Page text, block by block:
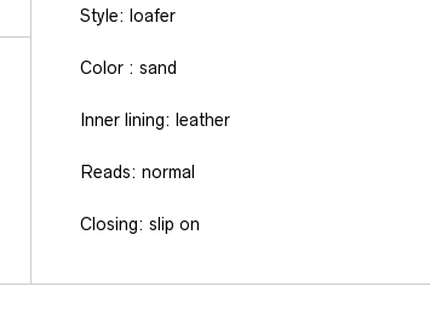
Style: loafer
Color : sand
Inner lining: leather
Reads: normal
Closing: slip on